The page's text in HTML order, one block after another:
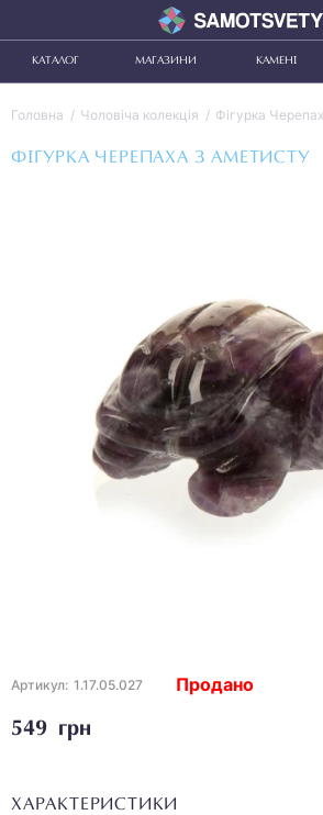
КАТАЛОГ МАГАЗИНИ КАМЕНІ
Головна Чоловіча колекція Фігурка
ФІГУРКА ЧЕРЕПАХА З АМЕТИСТУ
Артикул: 1.17.05.027
549 грн
Продано
ХАРАКТЕРИСТИКИ